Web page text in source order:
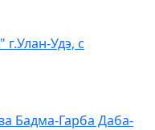
Удэ, с
Бадма-Гарба Даба-